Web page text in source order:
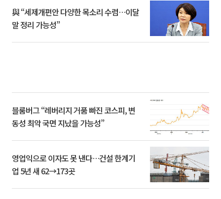
與 “세제개편안 다양한 목소리 수렴…이달
말 정리 가능성”
블룸버그 “레버리지 거품 빠진 코스피, 변
동성 최악 국면 지났을 가능성”
영업익으로 이자도 못 낸다…건설 한계기
업 5년 새 62→173곳